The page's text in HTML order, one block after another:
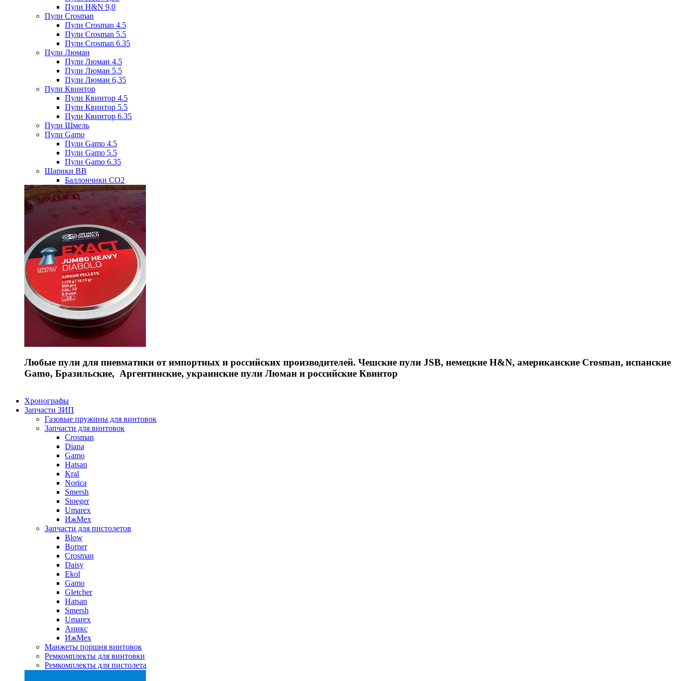
Пули H&N 9,0
Пули Crosman
Пули Crosman 4.5
Пули Crosman 5.5
Пули Crosman 6.35
Пули Люман
Пули Люман 4.5
Пули Люман 5.5
Пули Люман 6,35
Пули Квинтор
Пули Квинтор 4.5
Пули Квинтор 5.5
Пули Квинтор 6.35
Пули Шмель
Пули Gamo
Пули Gamo 4.5
Пули Gamo 5.5
Пули Gamo 6.35
Шарики BB
Баллончики CO2
Любые пули для пневматики от импортных и российских производителей. Чешские пули JSB, немецкие H&N, американские Crosman, испанские
Gamo, Бразильские, Аргентинские, украинские пули Люман и российские Квинтор
Хронографы
Запчасти ЗИП
Газовые пружины для винтовок
Запчасти для винтовок
Crosman
Diana
Gamo
Hatsan
Kral
Norica
Smersh
Stoeger
Umarex
ИжМех
Запчасти для пистолетов
Blow
Borner
Crosman
Daisy
Ekol
Gamo
Gletcher
Hatsan
Smersh
Umarex
Аникс
ИжМех
Манжеты поршня винтовок
Ремкомплекты для винтовки
Ремкомплекты для пистолета